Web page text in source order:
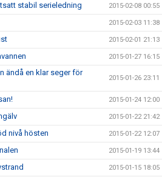
stabil serieledning 2015-02-08 00:55
2015-02-03 11:38
2015-02-01 21:13
2015-01-27 16:15
ändå en klar seger för
2015-01-26 23:11
2015-01-24 12:00
2015-01-22 21:42
nivå hösten 2015-01-22 12:07
2015-01-19 13:44
2015-01-15 18:05